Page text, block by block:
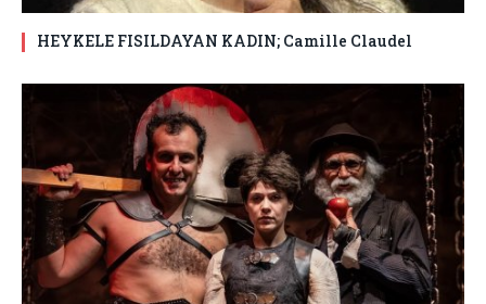
HEYKELE FISILDAYAN KADIN; Camille Claudel